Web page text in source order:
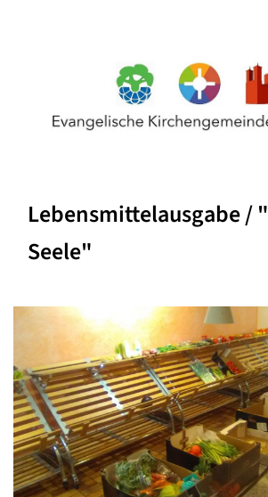
Lebensmittelausgabe /
Seele"